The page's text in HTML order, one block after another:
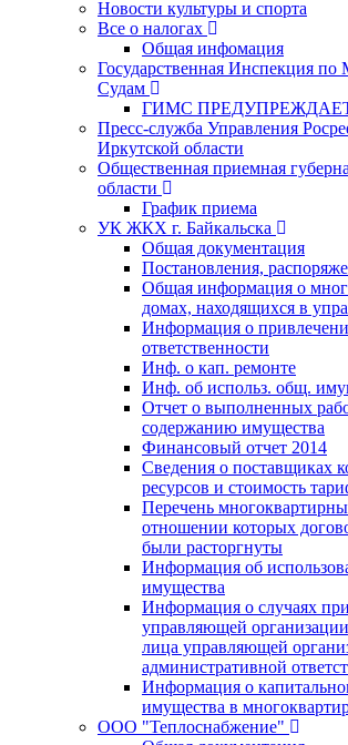
Новости культуры и спорта
Все о налогах
Общая инфомация
Государственная Инспекция
Судам
ГИМС
Пресс-служба Управления
Иркутской области
Общественная приемная
области
График приема
УК ЖКХ г. Байкальска
Общая документация
Постановления,
Общая информация о
домах, находящихся в
Информация о
ответственности
Инф. о кап. ремонте
Инф. об использ. общ.
Отчет о выполненных
содержанию имущества
Финансовый отчет 2014
Сведения о поставщиках
ресурсов и стоимость
Перечень
отношении которых
были расторгнуты
Информация об
имущества
Информация о случаях
управляющей
лица управляющей
административной
Информация о
имущества в
ООО "Теплоснабжение"